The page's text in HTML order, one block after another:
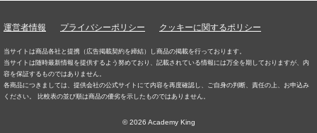
運営者情報 プライバシーポリシー クッキーに関するポリシー
当サイトは商品各社と提携（広告掲載契約を締結）し商品の掲載を行っております。
当サイトは随時最新情報を提供するよう努めており、記載されている情報には万全を期しておりますが、内
容を保証するものではありません。
各商品につきましては、提供会社の公式サイトにて内容を再度確認し、ご自身の判断、責任の上、お申込み
ください。 比較表の並び順は商品の優劣を示したものではありません。
© 2026 Academy King